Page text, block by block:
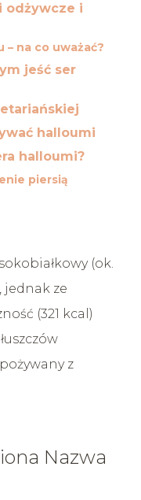
odżywcze i
– na co uważać?
jeść ser
halloumi
halloumi?
piersią
(ok.
jednak ze
(321 kcal)
z
Nazwa